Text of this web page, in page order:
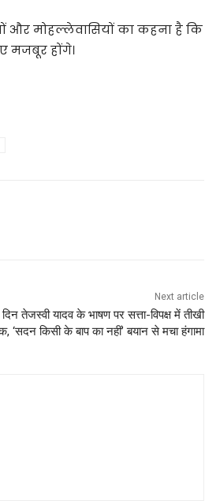
और मोहल्लेवासियों का कहना है कि
मजबूर होंगे।
Next article
तेजस्वी यादव के भाषण पर सत्ता-विपक्ष में तीखी
‘सदन किसी के बाप का नहीं’ बयान से मचा हंगामा